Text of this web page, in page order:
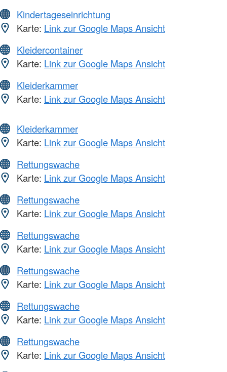
Kindertageseinrichtung
Karte: Link zur Google Maps Ansicht
Kleidercontainer
Karte: Link zur Google Maps Ansicht
Kleiderkammer
Karte: Link zur Google Maps Ansicht
Kleiderkammer
Karte: Link zur Google Maps Ansicht
Rettungswache
Karte: Link zur Google Maps Ansicht
Rettungswache
Karte: Link zur Google Maps Ansicht
Rettungswache
Karte: Link zur Google Maps Ansicht
Rettungswache
Karte: Link zur Google Maps Ansicht
Rettungswache
Karte: Link zur Google Maps Ansicht
Rettungswache
Karte: Link zur Google Maps Ansicht